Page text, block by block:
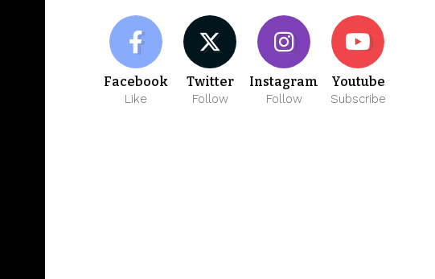
Facebook
Like
Twitter
Follow
Instagram
Follow
Youtube
Subscribe